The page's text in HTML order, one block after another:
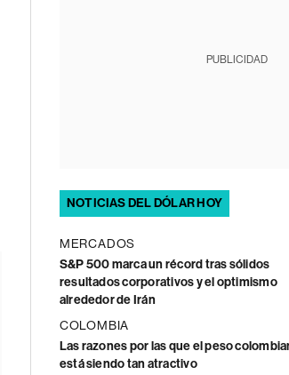
PUBLICIDAD
NOTICIAS DEL DÓLAR HOY
MERCADOS
S&P 500 marca un récord tras sólidos
resultados corporativos y el optimismo
alrededor de Irán
COLOMBIA
Las razones por las que el peso
está siendo tan atractivo